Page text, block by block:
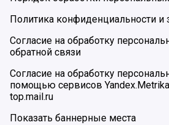
Политика конфиденциальности
Согласие на обработку
обратной связи
Согласие на обработку
помощью сервисов
top.mail.ru
Показать баннерные места